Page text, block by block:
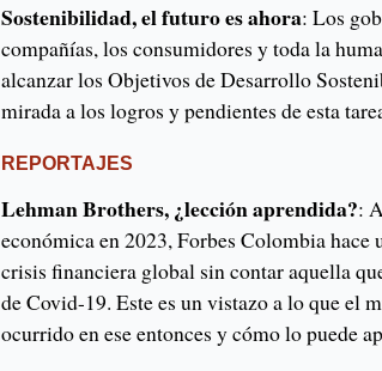
Sostenibilidad, el futuro es ahora: Los
compañías, los consumidores y toda la
alcanzar los Objetivos de Desarrollo
mirada a los logros y pendientes de esta
REPORTAJES
Lehman Brothers, ¿lección aprendida?:
económica en 2023, Forbes Colombia
crisis financiera global sin contar aquella
de Covid-19. Este es un vistazo a lo que el
ocurrido en ese entonces y cómo lo puede